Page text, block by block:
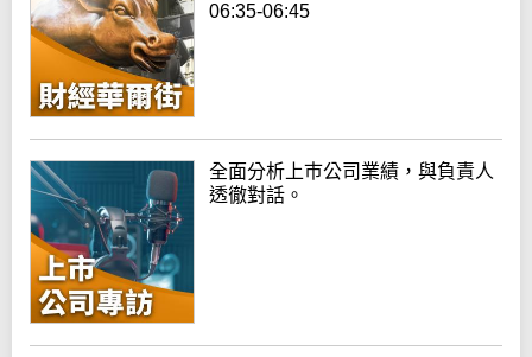
06:35-06:45
全面分析上巿公司業績，與負責人
透徹對話。